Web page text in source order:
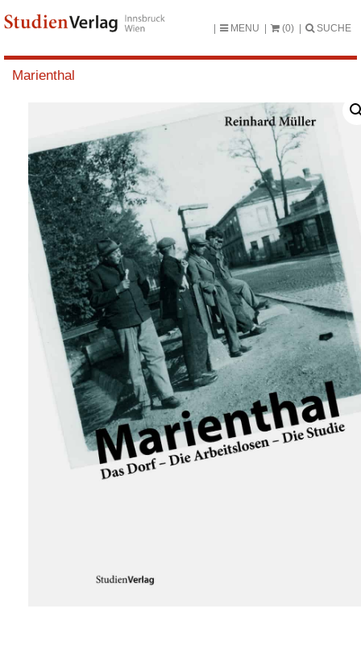
MENU (0) SUCHE
Marienthal